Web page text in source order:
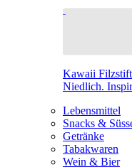
Kawaii
Niedlich.
Lebensmittel
Snacks &
Getränke
Tabakwaren
Wein & Bier